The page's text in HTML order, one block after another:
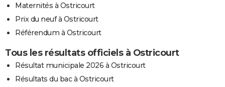
Maternités à Ostricourt
Prix du neuf à Ostricourt
Référendum à Ostricourt
Tous les résultats officiels à Ostricourt
Résultat municipale 2026 à Ostricourt
Résultats du bac à Ostricourt